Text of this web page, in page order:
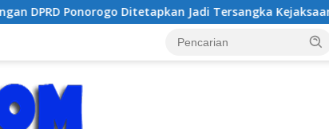
Tersangka Kejaksaan, Diduga Terima Fee 30%